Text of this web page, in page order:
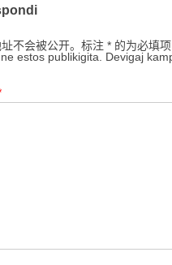
不会被公开。标注 * 的为必填项
estos publikigita. Devigaj